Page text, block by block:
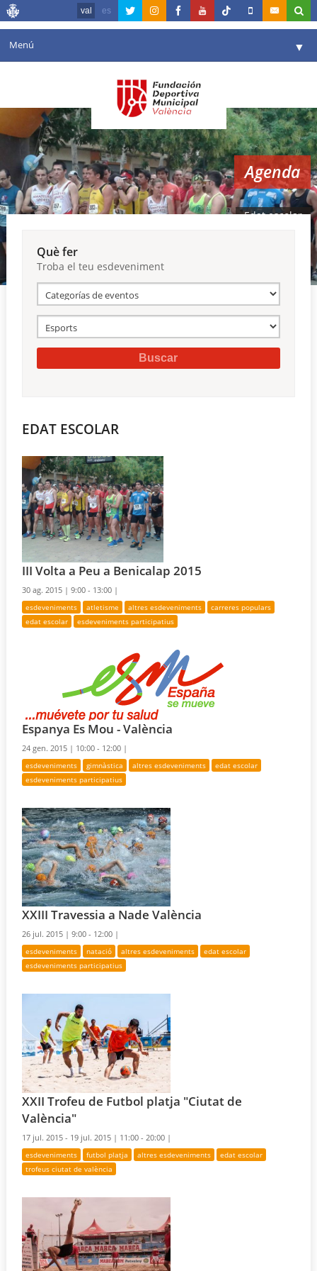
val es
Menú ▼
Agenda
Instal·lacions ▼
Comunicació ▼
València en esport ▼
Reserves
Agenda
Edat escolar
Què fer
Troba el teu esdeveniment
EDAT ESCOLAR
III Volta a Peu a Benicalap 2015
30 ag. 2015 |9:00 - 13:00 |
esdeveniments atletisme altres esdeveniments
carreres populars
edat escolar
esdeveniments participatius
Espanya Es Mou - València
24 gen. 2015 | 10:00 - 12:00 |
esdeveniments gimnàstica altres esdeveniments
edat escolar
esdeveniments participatius
XXIII Travessia a Nade València
26 jul. 2015 |9:00 - 12:00 |
esdeveniments natació altres esdeveniments
edat escolar
esdeveniments participatius
XXII Trofeu de Futbol platja "Ciutat de
València"
17 jul. 2015 - 19 jul. 2015 | 11:00 - 20:00 |
esdeveniments futbol platja altres esdeveniments
edat escolar
trofeus ciutat de valència